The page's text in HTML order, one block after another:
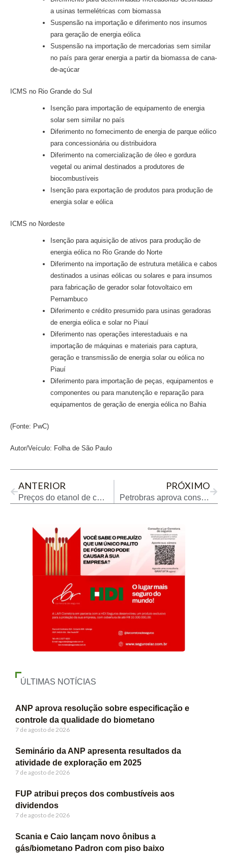
a usinas termelétricas com biomassa
Suspensão na importação e diferimento nos insumos
para geração de energia eólica
Suspensão na importação de mercadorias sem similar
no país para gerar energia a partir da biomassa de cana-
de-açúcar
ICMS no Rio Grande do Sul
Isenção para importação de equipamento de energia
solar sem similar no país
Diferimento no fornecimento de energia de parque eólico
para concessionária ou distribuidora
Diferimento na comercialização de óleo e gordura
vegetal ou animal destinados a produtores de
biocombustíveis
Isenção para exportação de produtos para produção de
energia solar e eólica
ICMS no Nordeste
Isenção para aquisição de ativos para produção de
energia eólica no Rio Grande do Norte
Diferimento na importação de estrutura metálica e cabos
destinados a usinas eólicas ou solares e para insumos
para fabricação de gerador solar fotovoltaico em
Pernambuco
Diferimento e crédito presumido para usinas geradoras
de energia eólica e solar no Piauí
Diferimento nas operações interestaduais e na
importação de máquinas e materiais para captura,
geração e transmissão de energia solar ou eólica no
Piauí
Diferimento para importação de peças, equipamentos e
componentes ou para manutenção e reparação para
equipamentos de geração de energia eólica no Bahia
(Fonte: PwC)
Autor/Veículo: Folha de São Paulo
ANTERIOR
Preços do etanol de cana ainda serão referência até 2029, aponta SCA Brasil
PRÓXIMO
Petrobras aprova construção de usinas solares em três refinarias
ÚLTIMAS NOTÍCIAS
ANP aprova resolução sobre especificação e
controle da qualidade do biometano
7 de agosto de 2026
Seminário da ANP apresenta resultados da
atividade de exploração em 2025
7 de agosto de 2026
FUP atribui preços dos combustíveis aos
dividendos
7 de agosto de 2026
Scania e Caio lançam novo ônibus a
gás/biometano Padron com piso baixo